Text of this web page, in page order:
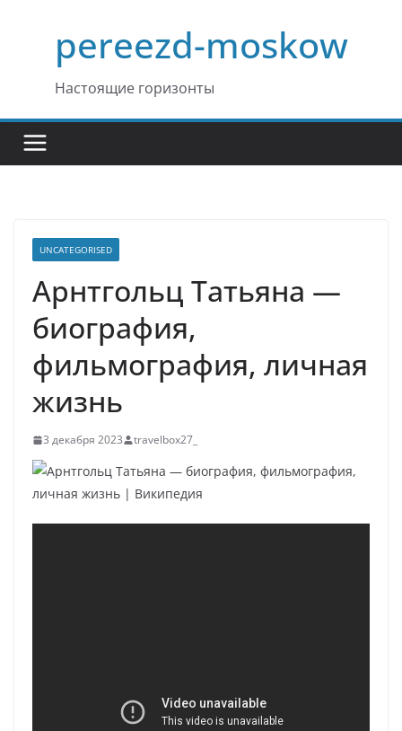
содержимомуpereezd-moskow
Настоящие горизонты
UNCATEGORISED
Арнтгольц Татьяна —
биография,
фильмография, личная
жизнь
3 декабря 2023 travelbox27_